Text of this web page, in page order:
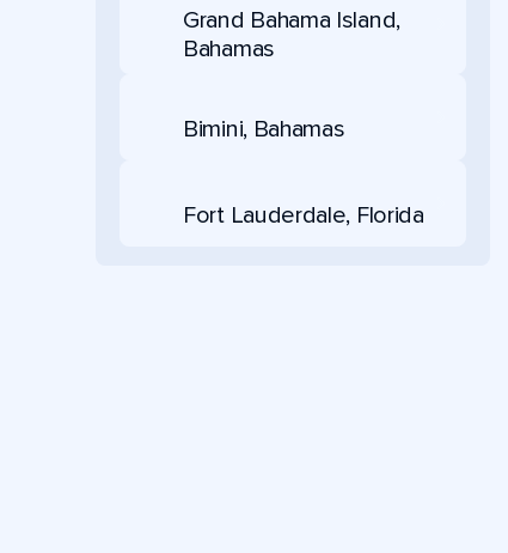
Grand Bahama Island,
Bahamas
Bimini, Bahamas
Fort Lauderdale, Florida